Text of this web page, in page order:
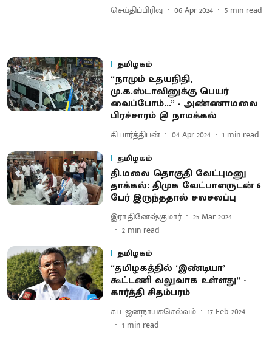
செய்திப்பிரிவு 06 Apr 2024 5 min read
தமிழகம்
“நாமும் உதயநிதி,
மு.க.ஸ்டாலினுக்கு பெயர்
வைப்போம்...” - அண்ணாமலை
பிரச்சாரம் @ நாமக்கல்
கி.பார்த்திபன் 04 Apr 2024 1 min read
தமிழகம்
தி.மலை தொகுதி வேட்புமனு
தாக்கல்: திமுக வேட்பாளருடன் 6
பேர் இருந்ததால் சலசலப்பு
இரா.தினேஷ்குமார்
25 Mar 2024
2 min read
தமிழகம்
“தமிழகத்தில் ‘இண்டியா’
கூட்டணி வலுவாக உள்ளது” -
கார்த்தி சிதம்பரம்
சுப. ஜனநாயகசெல்வம்
17 Feb 2024
1 min read